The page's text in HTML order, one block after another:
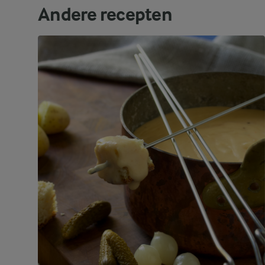
Andere recepten